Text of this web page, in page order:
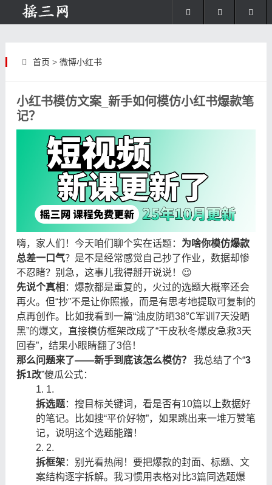
首页 > 微博小红书
小红书模仿文案_新手如何模仿小红书爆款笔
记？
嗨，家人们！今天咱们聊个实在话题： 为啥你模仿爆款
总差一口气？是不是经常感觉自己抄了作业，数据却惨
不忍睹？别急，这事儿我得掰开说说！😉
先说个真相 ：爆款都是重复的，火过的选题大概率还会
再火。但“抄”不是让你照搬，而是有思考地提取可复制的
点再创作。比如我看到一篇“油皮防晒38℃军训7天没晒
黑”的爆文，直接模仿框架改成了“干皮秋冬爆皮急救3天
回春”，结果小眼睛翻了3倍！
那么问题来了——新手到底该怎么模仿？
​ 我总结了个“3
拆1改”傻瓜公式：
1.
拆选题：搜目标关键词，看是否有10篇以上数据好
的笔记。比如搜“平价好物”，如果跳出来一堆万赞笔
记，说明这个选题能蹭！
2.
拆框架：别光看热闹！要把爆款的封面、标题、文
案结构逐字拆解。我习惯用表格对比3篇同选题爆